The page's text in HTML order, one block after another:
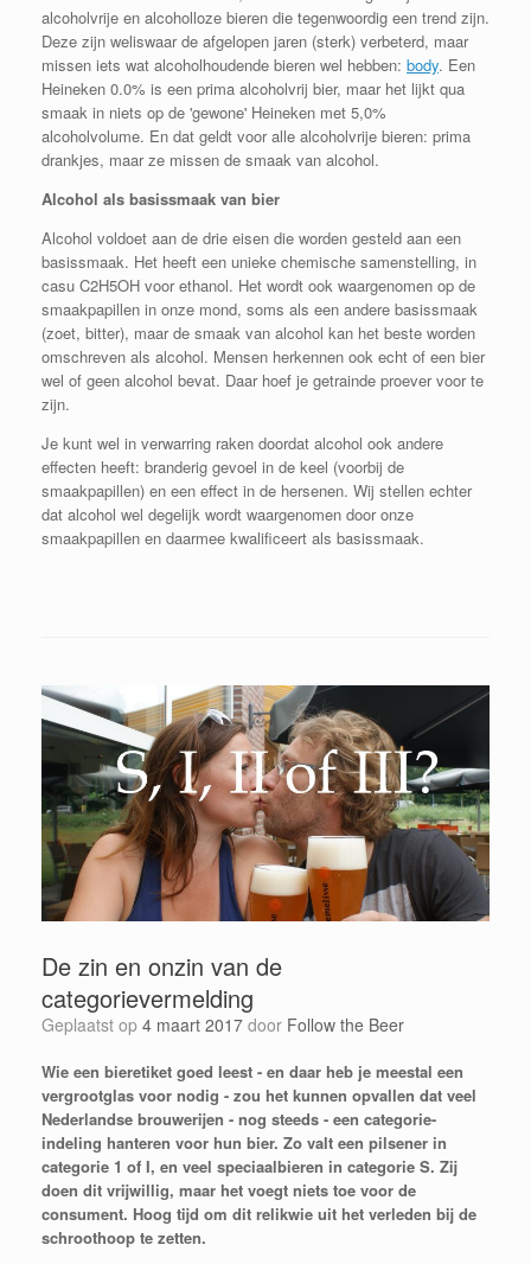
alcoholvrije en alcoholloze bieren die tegenwoordig een trend zijn.
Deze zijn weliswaar de afgelopen jaren (sterk) verbeterd, maar
missen iets wat alcoholhoudende bieren wel hebben: body. Een
Heineken 0.0% is een prima alcoholvrij bier, maar het lijkt qua
smaak in niets op de 'gewone' Heineken met 5,0%
alcoholvolume. En dat geldt voor alle alcoholvrije bieren: prima
drankjes, maar ze missen de smaak van alcohol.
Alcohol als basissmaak van bier
Alcohol voldoet aan de drie eisen die worden gesteld aan een
basissmaak. Het heeft een unieke chemische samenstelling, in
casu C2H5OH voor ethanol. Het wordt ook waargenomen op de
smaakpapillen in onze mond, soms als een andere basissmaak
(zoet, bitter), maar de smaak van alcohol kan het beste worden
omschreven als alcohol. Mensen herkennen ook echt of een bier
wel of geen alcohol bevat. Daar hoef je getrainde proever voor te
zijn.
Je kunt wel in verwarring raken doordat alcohol ook andere
effecten heeft: branderig gevoel in de keel (voorbij de
smaakpapillen) en een effect in de hersenen. Wij stellen echter
dat alcohol wel degelijk wordt waargenomen door onze
smaakpapillen en daarmee kwalificeert als basissmaak.
De zin en onzin van de
categorievermelding
Geplaatst op 4 maart 2017 door Follow the Beer
Wie een bieretiket goed leest - en daar heb je meestal een
vergrootglas voor nodig - zou het kunnen opvallen dat veel
Nederlandse brouwerijen - nog steeds - een categorie-
indeling hanteren voor hun bier. Zo valt een pilsener in
categorie 1 of I, en veel speciaalbieren in categorie S. Zij
doen dit vrijwillig, maar het voegt niets toe voor de
consument. Hoog tijd om dit relikwie uit het verleden bij de
schroothoop te zetten.